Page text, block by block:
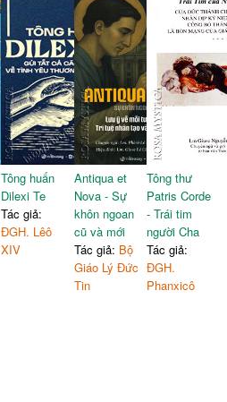
Tông huấn
Dilexi Te
Tác giả:
ĐGH. Lêô
XIV
Antiqua et
Nova - Sự
khôn ngoan
cũ và mới
Tác giả: Bộ
Giáo Lý Đức
Tin
Tông thư
Patris Corde
- Trái tim
người Cha
Tác giả:
ĐGH.
Phanxicô